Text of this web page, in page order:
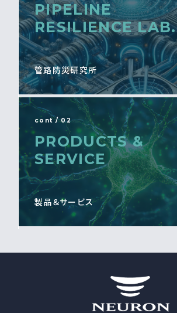
PIPELINE
RESILIENCE LAB.
管路防災研究所
cont / 02
PRODUCTS &
SERVICE
製品＆サービス